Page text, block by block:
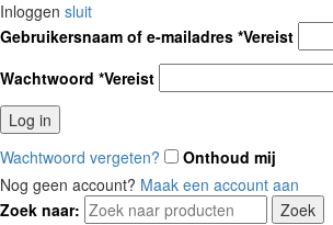
Inloggen sluit
Gebruikersnaam of e-mailadres *Vereist
Wachtwoord *Vereist
Log in
Wachtwoord vergeten?
Onthoud mij
Nog geen account? Maak een account aan
Zoek naar:
Zoek